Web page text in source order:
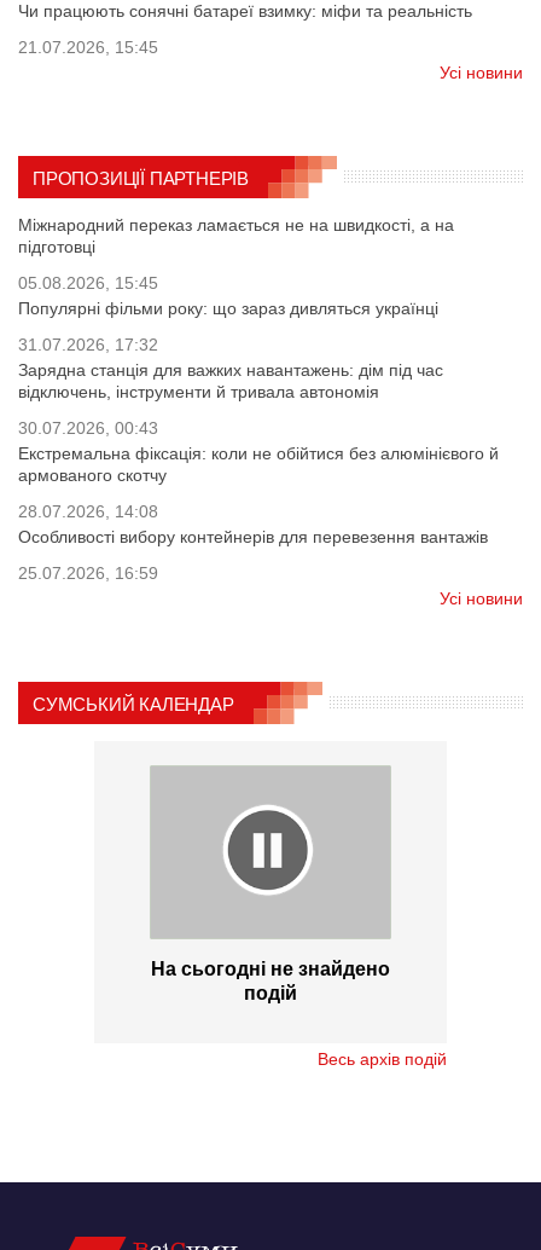
Чи працюють сонячні батареї взимку: міфи та реальність
21.07.2026, 15:45
Усі новини
ПРОПОЗИЦІЇ ПАРТНЕРІВ
Міжнародний переказ ламається не на швидкості, а на
підготовці
05.08.2026, 15:45
Популярні фільми року: що зараз дивляться українці
31.07.2026, 17:32
Зарядна станція для важких навантажень: дім під час
відключень, інструменти й тривала автономія
30.07.2026, 00:43
Екстремальна фіксація: коли не обійтися без алюмінієвого й
армованого скотчу
28.07.2026, 14:08
Особливості вибору контейнерів для перевезення вантажів
25.07.2026, 16:59
Усі новини
СУМСЬКИЙ КАЛЕНДАР
На сьогодні не знайдено
подій
Весь архів подій